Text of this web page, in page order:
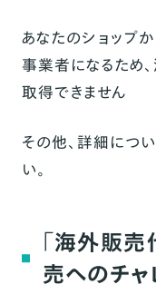
あなたのショップ
事業者になるため
取得できません
その他、詳細につ
い。
「海外販
売へのチャ